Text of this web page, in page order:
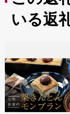
ルなどの地酒も
いる返